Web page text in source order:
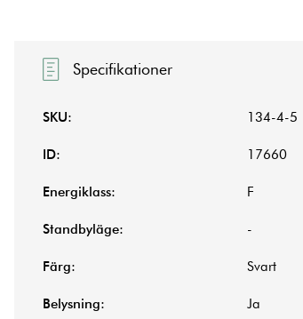
Specifikationer
SKU: 134-4-5
ID: 17660
Energiklass: F
Standbyläge: -
Färg: Svart
Belysning: Ja